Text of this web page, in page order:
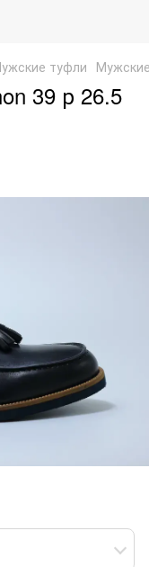
туфли
39 р 26.5